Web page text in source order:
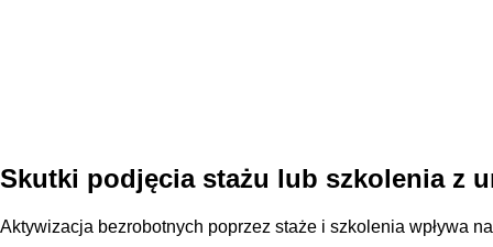
Skutki podjęcia stażu lub szkolenia z
Aktywizacja bezrobotnych poprzez staże i szkolenia wpływa